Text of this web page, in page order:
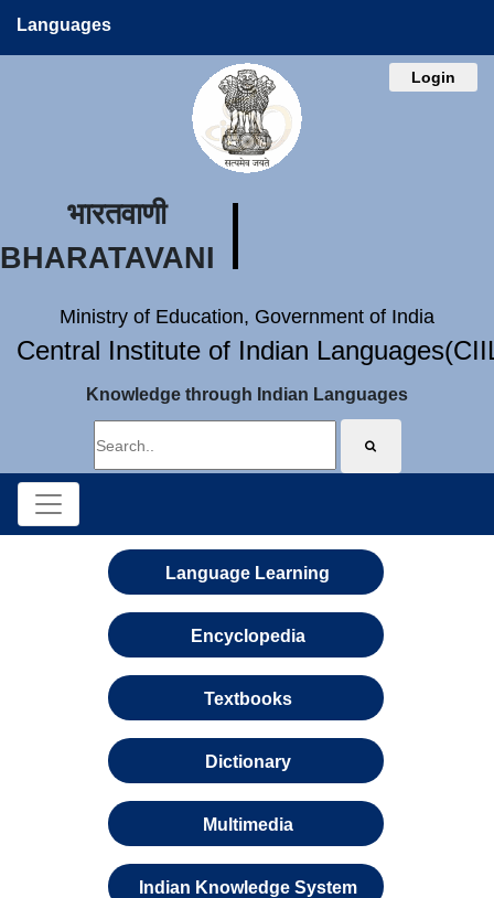
Languages
Login
भारतवाणी
BHARATAVANI
Ministry of Education, Government of India
Central Institute of Indian
Knowledge through Indian Languages
Language Learning
Encyclopedia
Textbooks
Dictionary
Multimedia
Indian Knowledge System